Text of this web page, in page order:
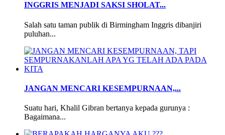
INGGRIS MENJADI SAKSI SHOLAT...
Salah satu taman publik di Birmingham Inggris dibanjiri
puluhan...
JANGAN MENCARI KESEMPURNAAN,...
Suatu hari, Khalil Gibran bertanya kepada gurunya :
Bagaimana...